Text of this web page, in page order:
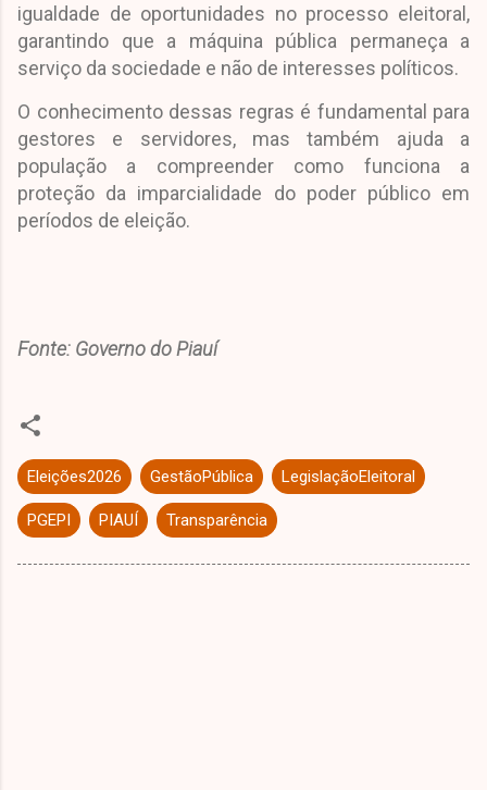
igualdade de oportunidades no processo eleitoral,
garantindo que a máquina pública permaneça a
serviço da sociedade e não de interesses políticos.
O conhecimento dessas regras é fundamental para
gestores e servidores, mas também ajuda a
população a compreender como funciona a
proteção da imparcialidade do poder público em
períodos de eleição.
Fonte: Governo do Piauí
Eleições2026 GestãoPública LegislaçãoEleitoral
PGEPI PIAUÍ Transparência